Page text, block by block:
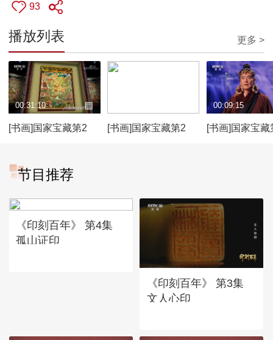
93
播放列表 更多 >
[书画]国家宝藏第2
布杰
00:31:10
[书画]国家宝藏第2
[书画]国家宝藏
00:09:15
节目推荐
《印刻百年》 第4集
孤山证印
《印刻百年》 第3集
文人心印